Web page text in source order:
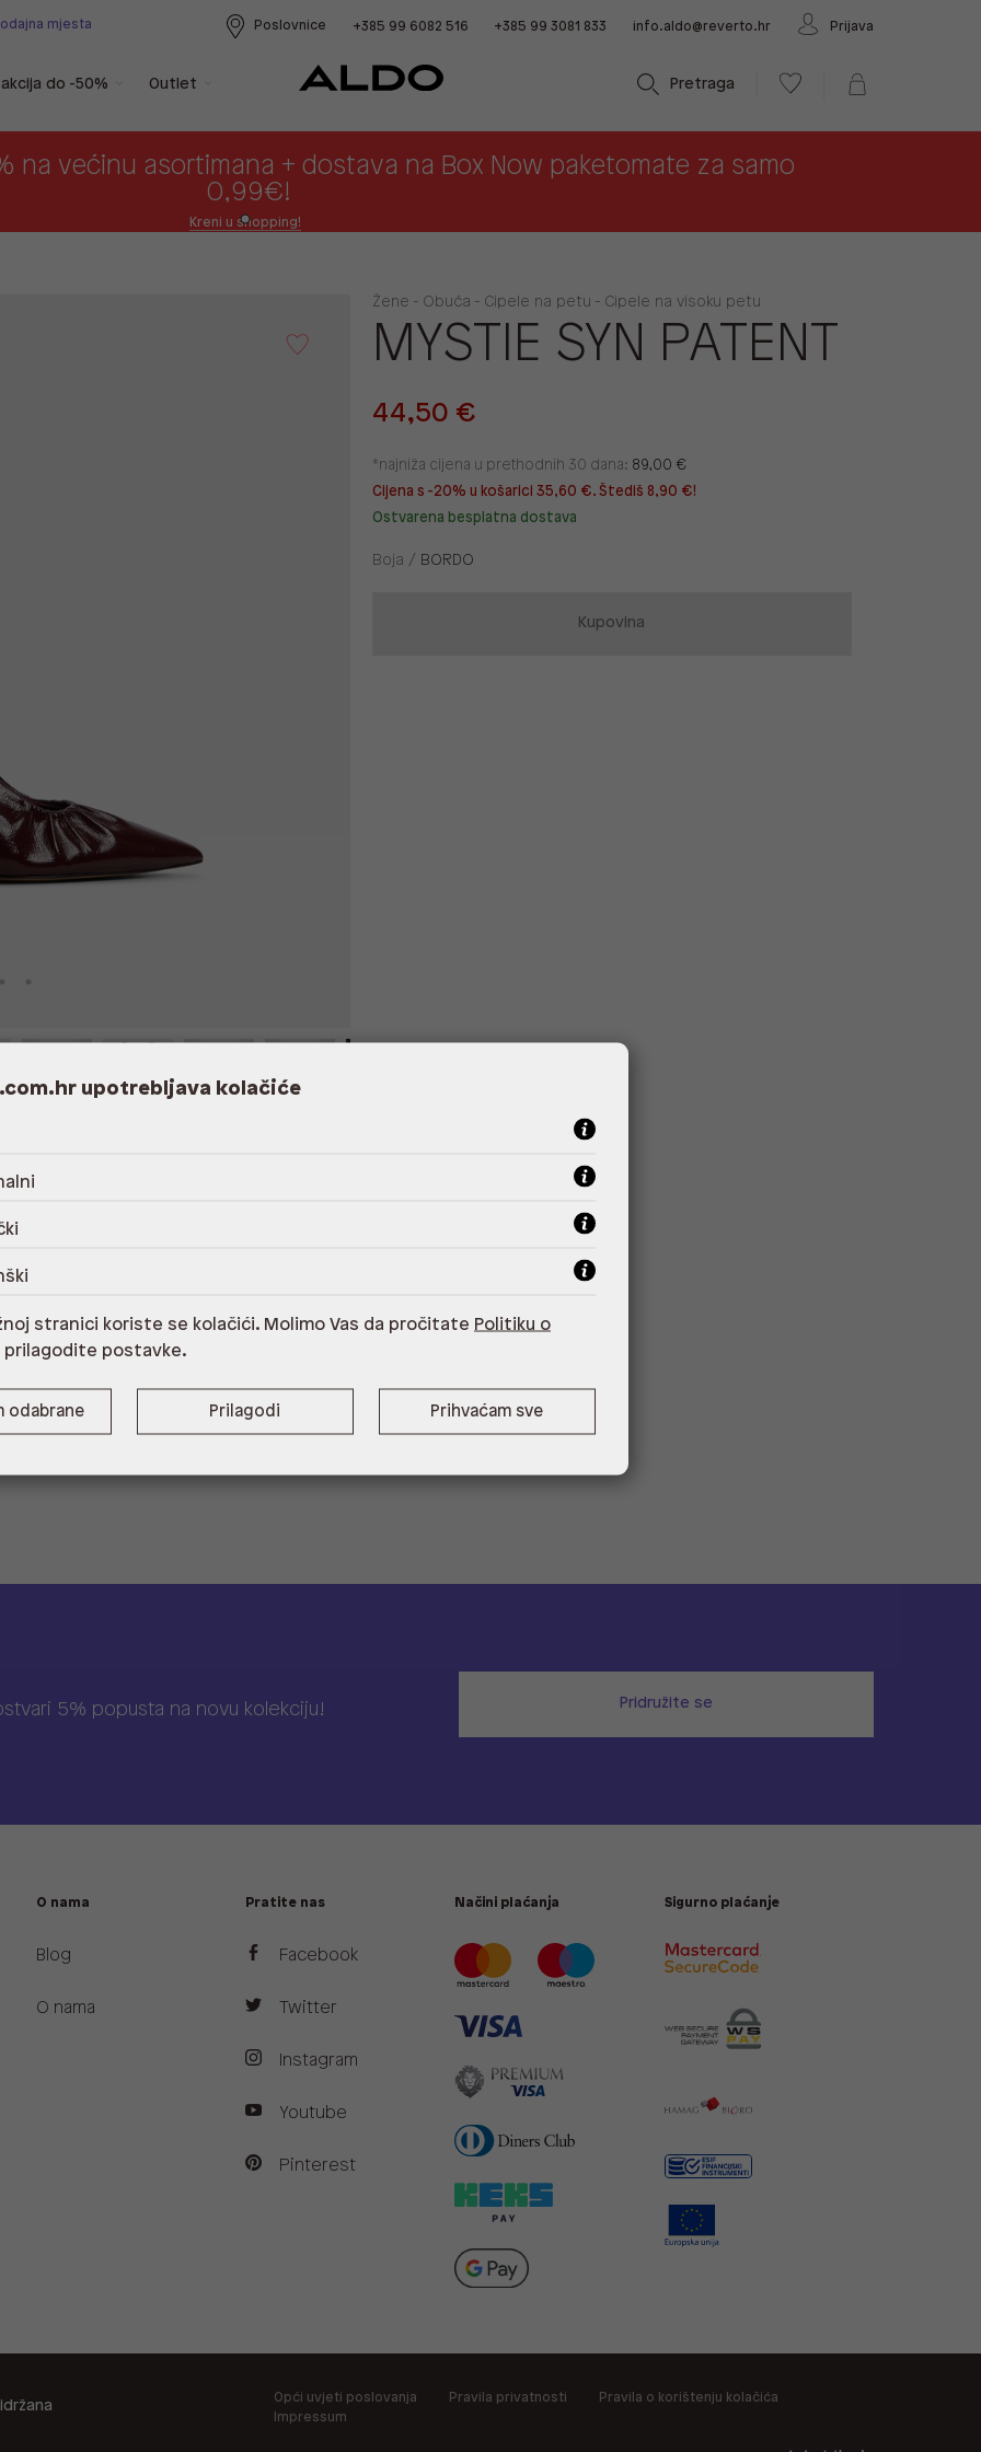
mjesta Poslovnice +385 99 6082 516 +385 99 3081 833 info.aldo@reverto.hr Prijava
Pretraga
do -50% Outlet
na većinu asortimana + dostava na Box Now paketomate za samo
0,99€!
Kreni u shopping!
Žene - Obuća - Cipele na petu - Cipele na visoku petu
MYSTIE SYN PATENT
44,50 €
*najniža cijena u prethodnih 30 dana: 89,00 €
Cijena s -20% u košarici 35,60 €. Štediš 8,90 €!
Ostvarena besplatna dostava
Boja / BORDO
Kupovina
tabanica 100% poliuretan,potplat
obuće,Uporaba za suho vrijeme
5% popusta na novu kolekciju!
Pridružite se
O nama
Blog
O nama
Pratite nas
Facebook
Twitter
Instagram
Youtube
Pinterest
Načini plaćanja Sigurno plaćanje
Opći uvjeti poslovanja Pravila privatnosti
Pravila o korištenju kolačića
Impressum
upotrebljava kolačiće
stranici koriste se kolačići. Molimo Vas da pročitate Politiku o
prilagodite postavke.
odabrane Prilagodi Prihvaćam sve